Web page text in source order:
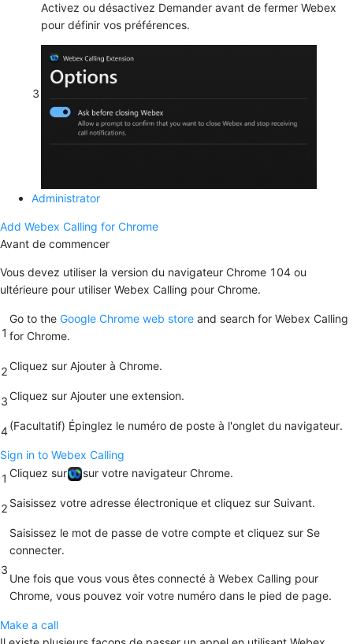
3
Activez ou désactivez Demander avant de fermer Webex
pour définir vos préférences.
Administrator
Add Webex Calling for Chrome
Avant de commencer
Vous devez utiliser la version du navigateur Chrome 104 ou
ultérieure pour utiliser Webex Calling pour Chrome.
1
Go to the Google Chrome web store and search for Webex Calling
for Chrome.
2 Cliquez sur Ajouter à Chrome.
3 Cliquez sur Ajouter une extension.
4(Facultatif) Épinglez le numéro de poste à l'onglet du navigateur.
Sign in to Webex Calling
1 Cliquez sur sur votre navigateur Chrome.
2 Saisissez votre adresse électronique et cliquez sur Suivant.
3
Saisissez le mot de passe de votre compte et cliquez sur Se
connecter.
Une fois que vous vous êtes connecté à Webex Calling pour
Chrome, vous pouvez voir votre numéro dans le pied de page.
Make a call